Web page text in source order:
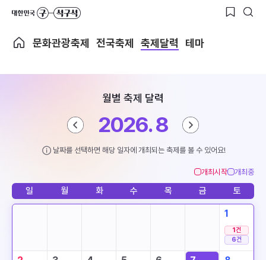
문화관광축제 전국축제 축제달력 테마
월별 축제 달력
2026. 8
날짜를 선택하면 해당 일자에 개최되는 축제를 볼 수 있어요!
개최시작 개최중
일 월 화 수 목 금 토
1
1건
6건